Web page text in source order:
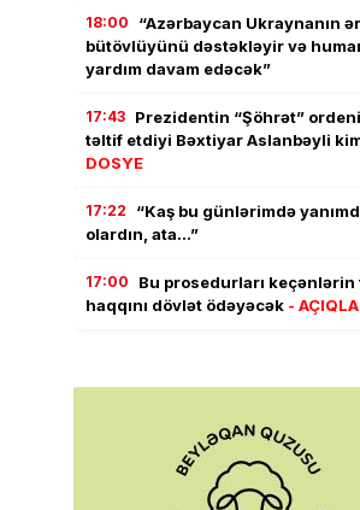
18:00
“Azərbaycan Ukraynanın
bütövlüyünü dəstəkləyir və
yardım davam edəcək”
17:43 Prezidentin “Şöhrət”
təltif etdiyi Bəxtiyar Aslanbəyli
DOSYE
17:22
“Kaş bu günlərimdə
olardın, ata…”
17:00
Bu prosedurları keçənlərin
haqqını dövlət ödəyəcək -